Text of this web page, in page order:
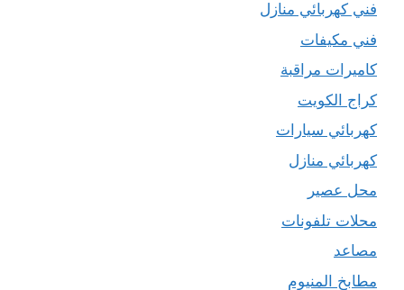
فني كهربائي منازل
فني مكيفات
كاميرات مراقبة
كراج الكويت
كهربائي سيارات
كهربائي منازل
محل عصير
محلات تلفونات
مصاعد
مطابخ المنيوم